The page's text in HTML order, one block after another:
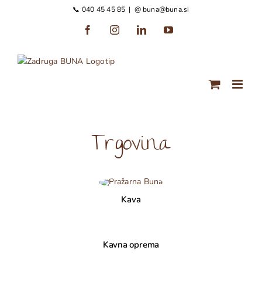
📞 040 45 45 85 | @ buna@buna.si
FacebookInstagramLinkedInYouTube
Trgovina
Kava
Kavna oprema